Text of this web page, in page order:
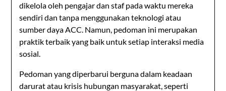
dikelola oleh pengajar dan staf pada waktu mereka
sendiri dan tanpa menggunakan teknologi atau
sumber daya ACC. Namun, pedoman ini merupakan
praktik terbaik yang baik untuk setiap interaksi media
sosial.
Pedoman yang diperbarui berguna dalam keadaan
darurat atau krisis hubungan masyarakat, seperti